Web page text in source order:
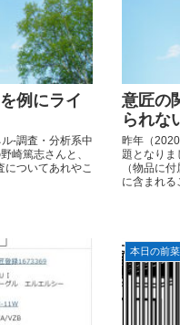
例にライ
-調査・分析系中
崎篤志さんと、
についてあれやこ
意匠の
られな
昨年（
題となり
（物品に
に含まれる
本日の前